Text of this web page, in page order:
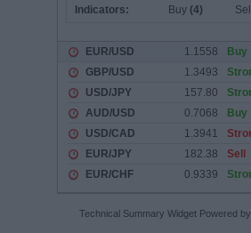
Technical Summary Widget Powered by